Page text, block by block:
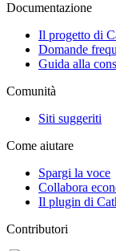
Documentazione
Il progetto di
Domande
Guida alla
Comunità
Siti suggeriti
Come aiutare
Spargi la voce
Collabora
Il plugin di
Contributori